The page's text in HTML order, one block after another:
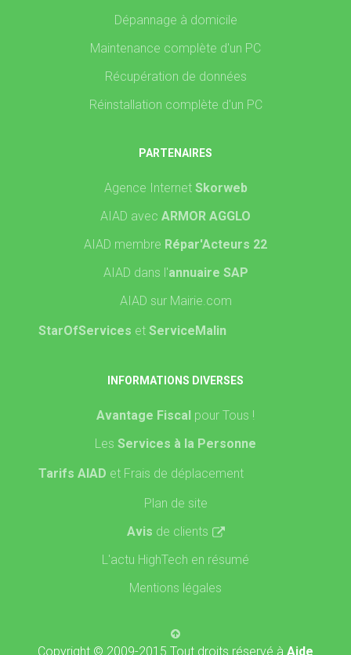
Dépannage à domicile
Maintenance complète d'un PC
Récupération de données
Réinstallation complète d'un PC
PARTENAIRES
Agence Internet Skorweb
AIAD avec ARMOR AGGLO
AIAD membre Répar'Acteurs 22
AIAD dans l'annuaire SAP
AIAD sur Mairie.com
StarOfServices et ServiceMalin
INFORMATIONS DIVERSES
Avantage Fiscal pour Tous !
Les Services à la Personne
Tarifs AIAD et Frais de déplacement
Plan de site
Avis de clients
L'actu HighTech en résumé
Mentions légales
Copyright © 2009-2015 Tout droits réservé à Aide